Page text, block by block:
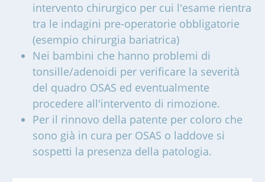
intervento chirurgico per cui l'esame rientra
tra le indagini pre-operatorie obbligatorie
(esempio chirurgia bariatrica)
Nei bambini che hanno problemi di
tonsille/adenoidi per verificare la severità
del quadro OSAS ed eventualmente
procedere all'intervento di rimozione.
Per il rinnovo della patente per coloro che
sono già in cura per OSAS o laddove si
sospetti la presenza della patologia.